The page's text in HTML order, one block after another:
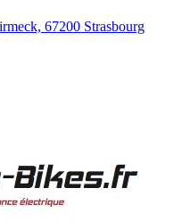
67200 Strasbourg